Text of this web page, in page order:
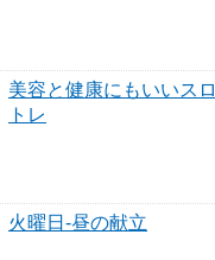
美容と健康にもいいスロ
トレ
火曜日-昼の献立